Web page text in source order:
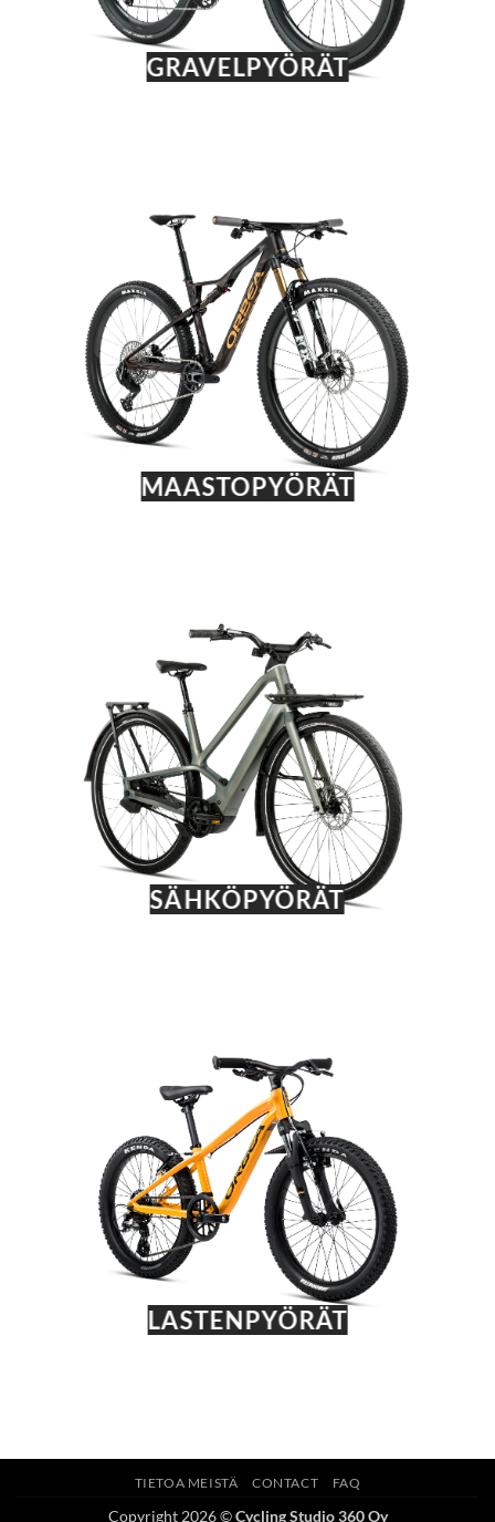
GRAVELPYÖRÄT
MAASTOPYÖRÄT
SÄHKÖPYÖRÄT
LASTENPYÖRÄT
TIETOA MEISTÄ CONTACT FAQ
Copyright 2026 ©Cycling Studio 360 Oy